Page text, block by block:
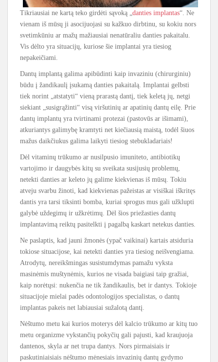
Tikriausiai ne kartą teko girdėti sąvoką „danties implantas“. Ne
vienam iš mūsų ji asocijuojasi su kažkuo dirbtinu, su kokiu nors
svetimkūniu ar mažų mažiausiai nenatūraliu danties pakaitalu.
Vis dėlto yra situacijų, kuriose šie implantai yra tiesiog
nepakeičiami.
Dantų implantą galima apibūdinti kaip invaziniu (chirurginiu)
būdu į žandikaulį įsukamą danties pakaitalą. Implantai gelbsti
tiek norint „atstatyti“ vieną prarastą dantį, tiek keletą jų, netgi
siekiant „susigrąžinti“ visą viršutinių ar apatinių dantų eilę. Prie
dantų implantų yra tvirtinami protezai (pastovūs ar išimami),
atkuriantys galimybę kramtyti net kiečiausią maistą, todėl šiuos
mažus daikčiukus galima laikyti tiesiog stebukladariais!
Dėl vitaminų trūkumo ar nusilpusio imuniteto, antibiotikų
vartojimo ir daugybės kitų su sveikata susijusių problemų,
netekti danties ar keleto jų galime kiekvienas iš mūsų. Tokiu
atveju svarbu žinoti, kad kiekvienas pažeistas ar visiškai iškritęs
dantis yra tarsi tiksinti bomba, kuriai sprogus mus gali užklupti
galybė uždegimų ir užkrėtimų. Dėl šios priežasties dantų
implantavimą reiktų pasitelkti į pagalbą kaskart netekus danties.
Ne paslaptis, kad jauni žmonės (ypač vaikinai) kartais atsiduria
tokiose situacijose, kai netekti danties yra tiesiog neišvengiama.
Atrodytų, nereikšmingas susistumdymas pamažu vyksta
masinėmis muštynėmis, kurios ne visada baigiasi taip gražiai,
kaip norėtųsi: nukenčia ne tik žandikaulis, bet ir dantys. Tokioje
situacijoje mielai padės odontologijos specialistas, o dantų
implantas pakeis net labiausiai sužalotą dantį.
Nėštumo metu kai kurios moterys dėl kalcio trūkumo ar kitų tuo
metu organizme vykstančių pokyčių gali pajusti, kad kraujuoja
dantenos, skyla ar net trupa dantys. Nors pirmaisiais ir
paskutiniaisiais nėštumo mėnesiais invazinių dantų gydymo